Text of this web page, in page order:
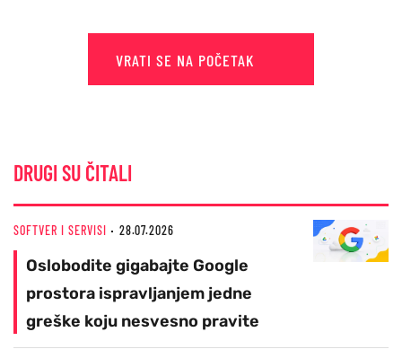
VRATI SE NA POČETAK
DRUGI SU ČITALI
SOFTVER I SERVISI 28.07.2026
Oslobodite gigabajte Google
prostora ispravljanjem jedne
greške koju nesvesno pravite